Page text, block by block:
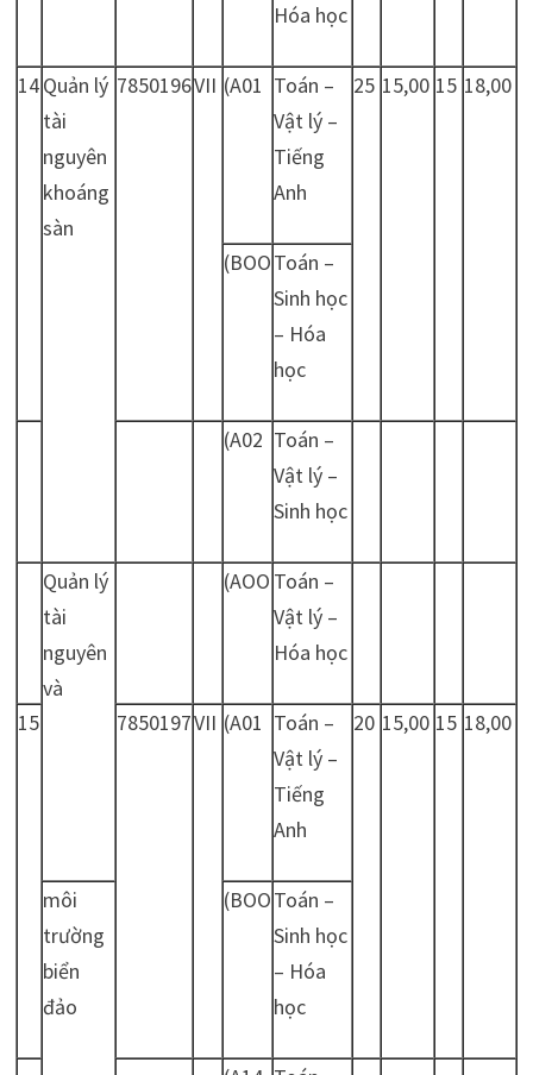
Hóa học
14Quản lý
tài
nguyên
khoáng
sàn
7850196VII (A01 Toán –
Vật lý –
Tiếng
Anh
25 15,00 15 18,00
(BOOToán –
Sinh học
– Hóa
học
(A02 Toán –
Vật lý –
Sinh học
Quản lý
tài
nguyên
và
(AOO Toán –
Vật lý –
Hóa học
15 7850197VII (A01 Toán –
Vật lý –
Tiếng
Anh
20 15,00 15 18,00
môi
trường
biển
đảo
(BOOToán –
Sinh học
– Hóa
học